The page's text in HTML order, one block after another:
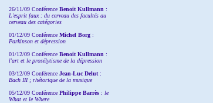
26/11/09 Conférence Benoit Kullmann :
L'esprit faux : du cerveau des facultés au
cerveau des catégories
01/12/09 Conférence Michel Borg :
Parkinson et dépression
01/12/09 Conférence Benoit Kullmann :
l'art et le prosélytisme de la dépression
03/12/09 Conférence Jean-Luc Delut :
Bach III ; rhétorique de la musique
05/12/09 Conférence Philippe Barrès : le
What et le Where